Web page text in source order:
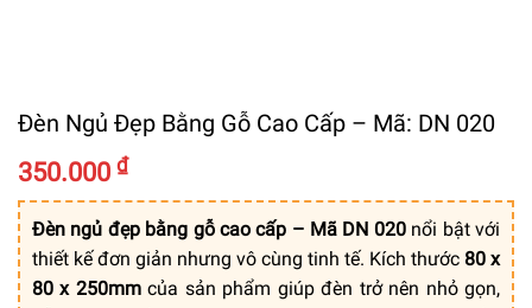
Đèn Ngủ Đẹp Bằng Gỗ Cao Cấp – Mã: DN 020
350.000 ₫
Đèn ngủ đẹp bằng gỗ cao cấp – Mã DN 020nổi bật với
thiết kế đơn giản nhưng vô cùng tinh tế. Kích thước 80 x
80 x 250mmcủa sản phẩm giúp đèn trở nên nhỏ gọn,